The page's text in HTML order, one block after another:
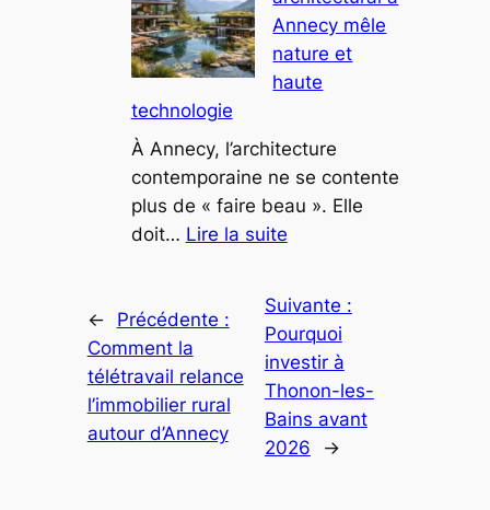
maisons
d’architecte
redéfinissent
montagne
Annecy mêle
nature et
haute
technologie
À Annecy, l’architecture
contemporaine ne se contente
plus de « faire beau ». Elle
doit… Lire la suite:
architectural
à
Annecy
mêle
nature
et
←
Précédente :
Comment la
télétravail relance
l’immobilier rural
autour d’Annecy
Suivante :
Pourquoi
investir à
Thonon-les-
Bains avant
2026
→